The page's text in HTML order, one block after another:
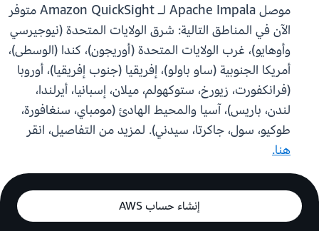
موصل Apache Impala لـ Amazon QuickSight متوفر
الآن في المناطق التالية: شرق الولايات المتحدة (نيوجيرسي
وأوهايو)، غرب الولايات المتحدة (أوريجون)، كندا (الوسطى)،
أمريكا الجنوبية (ساو باولو)، إفريقيا (جنوب إفريقيا)، أوروبا
(فرانكفورت، زيورخ، ستوكهولم، ميلان، إسبانيا، أيرلندا،
لندن، باريس)، آسيا والمحيط الهادئ (مومباي، سنغافورة،
طوكيو، سول، جاكرتا، سيدني). لمزيد من التفاصيل، انقر
هنا.
إنشاء حساب AWS